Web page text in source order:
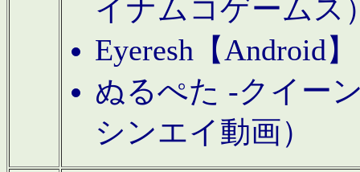
イナムコゲームス
Eyeresh【Android
ぬるぺた -クイー
シンエイ動画）